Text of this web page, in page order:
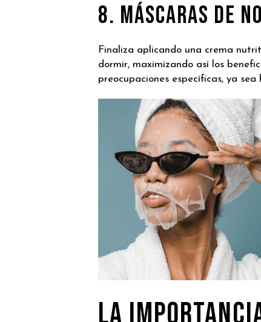
8. Máscaras de
Finaliza aplicando una crema
dormir, maximizando así los
preocupaciones específicas, ya
La